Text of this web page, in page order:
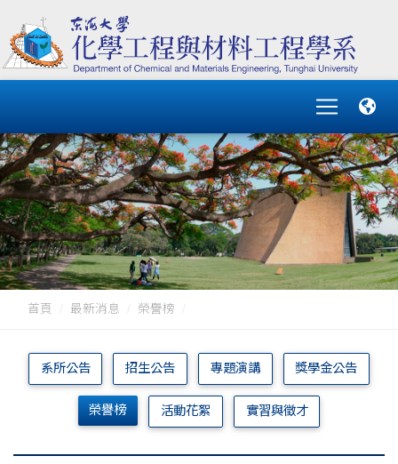
首頁 最新消息 榮譽榜
系所公告 招生公告 專題演講 獎學金公告
榮譽榜 活動花絮 實習與徵才